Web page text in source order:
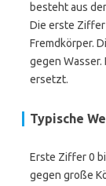
besteht aus
Die erste
Fremdkörper.
gegen
ersetzt.
Typische
Erste Ziffer 0
gegen große